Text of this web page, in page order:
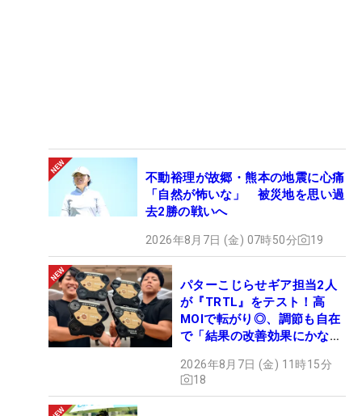
不動裕理が故郷・熊本の地震に心痛
「自然が怖いな」 被災地を思い過
去2勝の戦いへ
2026年8月7日 (金) 07時50分 19
パターこじらせギア担当2人
が『TRTL』をテスト！高
MOIで転がり◎、調節も自在
で「結果の改善効果にかなり
2026年8月7日 (金) 11時15分
18